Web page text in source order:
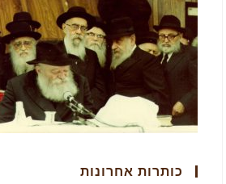
כותרות אחרונות